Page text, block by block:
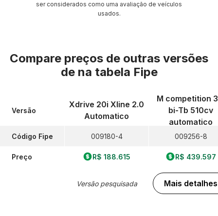
ser considerados como uma avaliação de veículos
usados.
Compare preços de outras versões
de na tabela Fipe
Versão
Código Fipe
Preço
Xdrive 20i Xline 2.0
Automatico
009180-4
R$ 188.615
Versão pesquisada
M competition
bi-Tb 510cv
automatico
009256-8
R$ 439.597
Mais detalhes